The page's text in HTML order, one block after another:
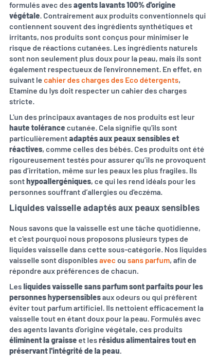
formulés avec desagents lavants 100% d'origine
végétale. Contrairement aux produits conventionnels qui
contiennent souvent des ingrédients synthétiques et
irritants, nos produits sont conçus pour minimiser le
risque de réactions cutanées. Les ingrédients naturels
sont non seulement plus doux pour la peau, mais ils sont
également respectueux de l'environnement. En effet, en
suivant le cahier des charges des Eco détergents,
Etamine du lys doit respecter un cahier des charges
stricte.
L'un des principaux avantages de nos produits est leur
haute tolérancecutanée. Cela signifie qu'ils sont
particulièrementadaptés aux peaux sensibles et
réactives, comme celles des bébés. Ces produits ont été
rigoureusement testés pour assurer qu’ils ne provoquent
pas d’irritation, même sur les peaux les plus fragiles. Ils
sonthypoallergéniques, ce qui les rend idéals pour les
personnes souffrant d’allergies ou d'eczéma.
Liquides vaisselle adaptés aux peaux sensibles
Nous savons que la vaisselle est une tâche quotidienne,
et c'est pourquoi nous proposons plusieurs types de
liquides vaisselle dans cette sous-catégorie. Nos liquides
vaisselle sont disponiblesavec ou sans parfum, afin de
répondre aux préférences de chacun.
Lesliquides vaisselle sans parfum sont parfaits pour les
personnes hypersensiblesaux odeurs ou qui préfèrent
éviter tout parfum artificiel. Ils nettoient efficacement la
vaisselle tout en étant doux pour la peau. Formulés avec
des agents lavants d'origine végétale, ces produits
éliminent la graisseet lesrésidus alimentaires tout en
préservant l'intégrité de la peau.